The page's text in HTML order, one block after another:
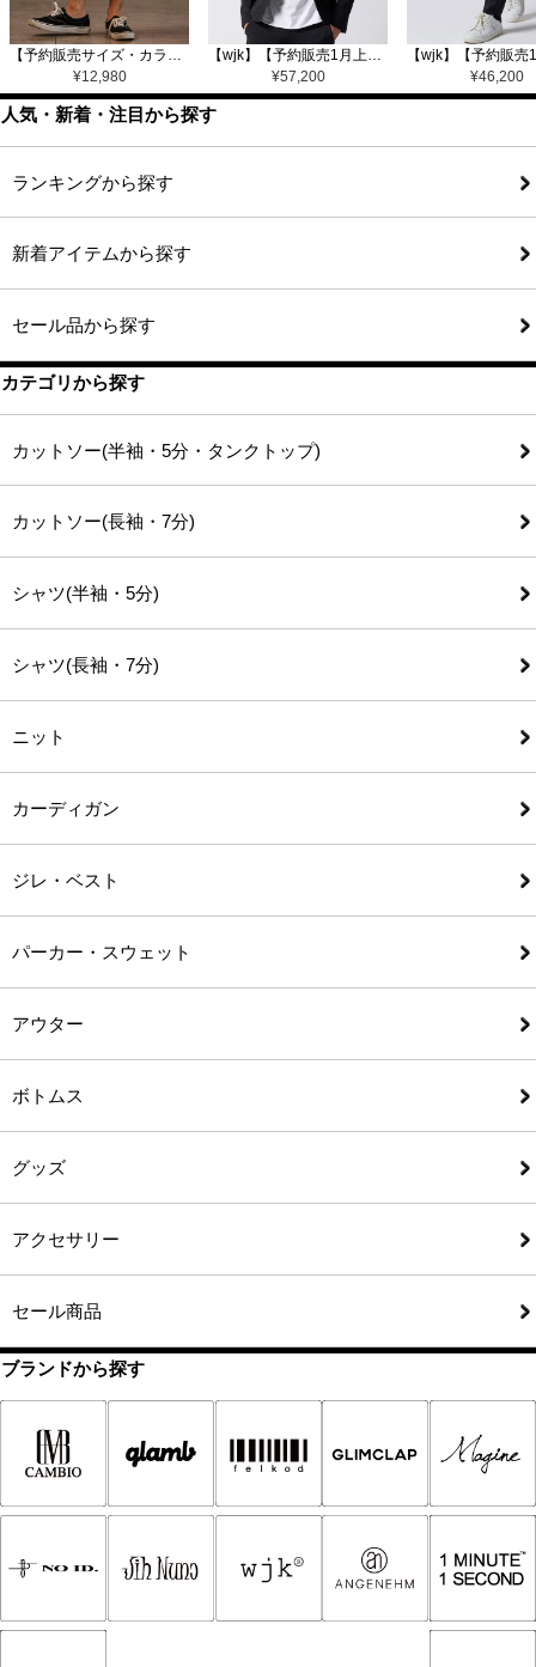
【予約販売サイズ・カラーにより納期異なる】【CAMBIO(カンビオ)】Gobelin Short Pants ショートパンツ(CAM25SS-002)
¥12,980
【wjk】【予約販売1月上旬～中旬入荷】function knit jacket(jacquard check) ニットジャケット(207 mw08j)
¥57,200 ¥46,200
人気・新着・注目から探す
ランキングから探す
新着アイテムから探す
セール品から探す
カテゴリから探す
カットソー(半袖・5分・タンクトップ)
カットソー(長袖・7分)
シャツ(半袖・5分)
シャツ(長袖・7分)
ニット
カーディガン
ジレ・ベスト
パーカー・スウェット
アウター
ボトムス
グッズ
アクセサリー
セール商品
ブランドから探す